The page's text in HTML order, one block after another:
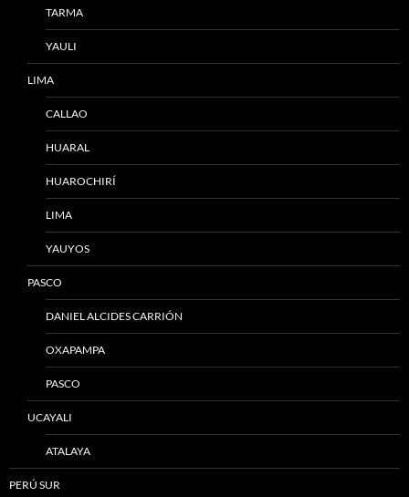
TARMA
YAULI
LIMA
CALLAO
HUARAL
HUAROCHIRÍ
LIMA
YAUYOS
PASCO
DANIEL ALCIDES CARRIÓN
OXAPAMPA
PASCO
UCAYALI
ATALAYA
PERÚ SUR